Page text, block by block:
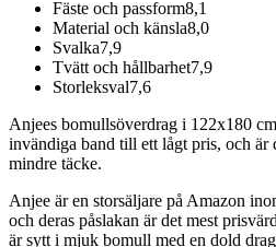
Fäste och passform8,1
Material och känsla8,0
Svalka7,9
Tvätt och hållbarhet7,9
Storleksval7,6
Anjees bomullsöverdrag i 122x180
invändiga band till ett lågt pris, och är
mindre täcke.
Anjee är en storsäljare på Amazon
och deras påslakan är det mest
är sytt i mjuk bomull med en dold